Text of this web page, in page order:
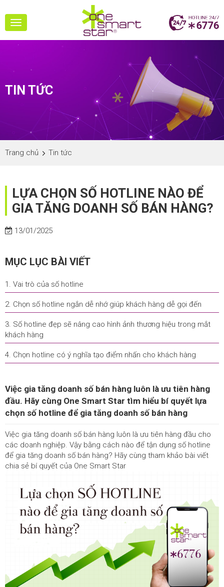
Toggle
navigation
TIN TỨC
Trang chủ Tin tức
LỰA CHỌN SỐ HOTLINE NÀO ĐỂ
GIA TĂNG DOANH SỐ BÁN HÀNG?
13/01/2025
MỤC LỤC BÀI VIẾT
1. Vai trò của số hotline
2. Chọn số hotline ngắn dễ nhớ giúp khách hàng dễ gọi đến
3. Số hotline đẹp sẽ nâng cao hình ảnh thương hiệu trong mắt
khách hàng
4. Chọn hotline có ý nghĩa tạo điểm nhấn cho khách hàng
Việc gia tăng doanh số bán hàng luôn là ưu tiên hàng
đầu. Hãy cùng One Smart Star tìm hiểu bí quyết lựa
chọn số hotline để gia tăng doanh số bán hàng
Việc gia tăng doanh số bán hàng luôn là ưu tiên hàng đầu cho
các doanh nghiệp. Vậy bằng cách nào để tận dụng số hotline
để gia tăng doanh số bán hàng? Hãy cùng tham khảo bài viết
chia sẻ bí quyết của One Smart Star